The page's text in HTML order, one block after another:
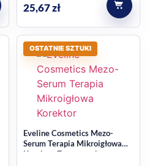
25,67zł
OSTATNIE SZTUKI
Eveline Cosmetics Mezo-
Serum Terapia Mikroigłowa
Korektor Zmarszczek